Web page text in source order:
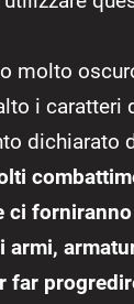
molto
i caratteri
dichiarato
ci
armi,
far